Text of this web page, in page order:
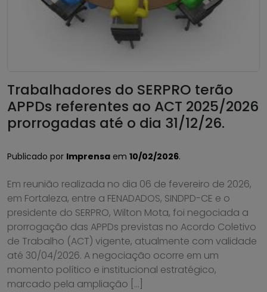
Trabalhadores do SERPRO terão
APPDs referentes ao ACT 2025/2026
prorrogadas até o dia 31/12/26.
Publicado por Imprensa em 10/02/2026.
Em reunião realizada no dia 06 de fevereiro de 2026,
em Fortaleza, entre a FENADADOS, SINDPD-CE e o
presidente do SERPRO, Wilton Mota, foi negociada a
prorrogação das APPDs previstas no Acordo Coletivo
de Trabalho (ACT) vigente, atualmente com validade
até 30/04/2026. A negociação ocorre em um
momento político e institucional estratégico,
marcado pela ampliação […]